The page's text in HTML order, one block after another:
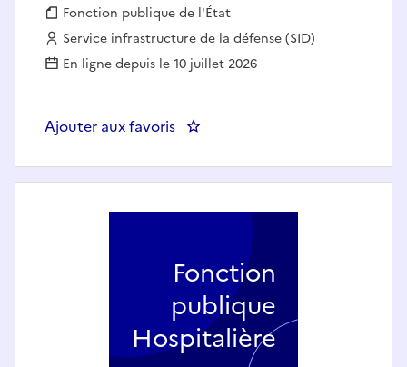
Fonction publique :
Fonction publique de l'État
Employeur :
Service infrastructure de la défense (SID)
En ligne depuis le 10 juillet 2026
Ajouter aux favoris : CHEF DE BUREAU PILOTAGE
Fonction
publique
Hospitalière